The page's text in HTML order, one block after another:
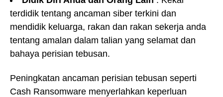
terdidik tentang ancaman siber terkini dan
mendidik keluarga, rakan dan rakan sekerja anda
tentang amalan dalam talian yang selamat dan
bahaya perisian tebusan.
Peningkatan ancaman perisian tebusan seperti
Cash Ransomware menyerlahkan keperluan